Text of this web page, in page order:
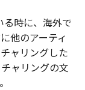
時に、海外で
他のアーティ
ャリングした
ャリングの文